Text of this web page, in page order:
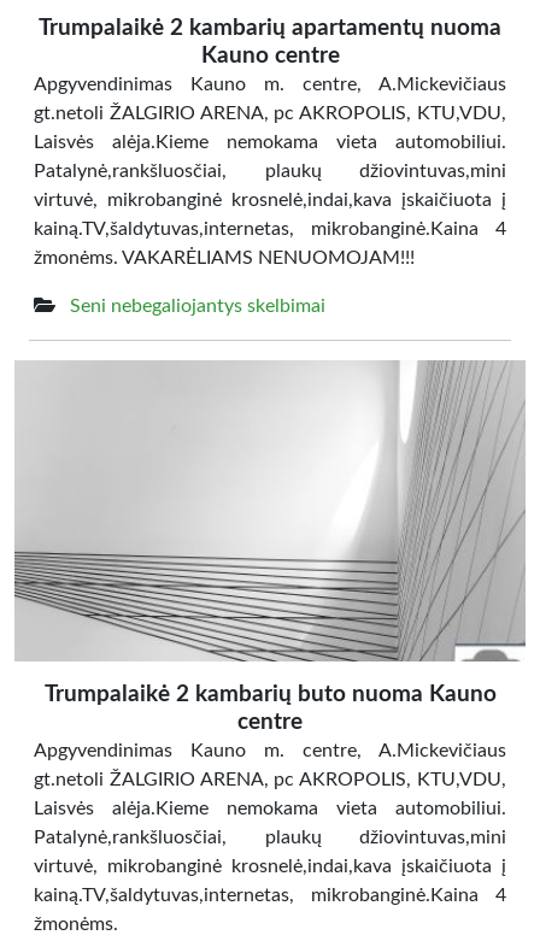
Trumpalaikė 2 kambarių apartamentų nuoma
Kauno centre
Apgyvendinimas Kauno m. centre, A.Mickevičiaus
gt.netoli ŽALGIRIO ARENA, pc AKROPOLIS, KTU,VDU,
Laisvės alėja.Kieme nemokama vieta automobiliui.
Patalynė,rankšluosčiai, plaukų džiovintuvas,mini
virtuvė, mikrobanginė krosnelė,indai,kava įskaičiuota į
kainą.TV,šaldytuvas,internetas, mikrobanginė.Kaina 4
žmonėms. VAKARĖLIAMS NENUOMOJAM!!!
Seni nebegaliojantys skelbimai
Trumpalaikė 2 kambarių buto nuoma Kauno
centre
Apgyvendinimas Kauno m. centre, A.Mickevičiaus
gt.netoli ŽALGIRIO ARENA, pc AKROPOLIS, KTU,VDU,
Laisvės alėja.Kieme nemokama vieta automobiliui.
Patalynė,rankšluosčiai, plaukų džiovintuvas,mini
virtuvė, mikrobanginė krosnelė,indai,kava įskaičiuota į
kainą.TV,šaldytuvas,internetas, mikrobanginė.Kaina 4
žmonėms.